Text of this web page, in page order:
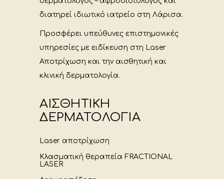
διατηρεί ιδιωτικό ιατρείο στη Λάρισα.
Προσφέρει υπεύθυνες επιστημονικές
υπηρεσίες με ειδίκευση στη Laser
Αποτρίχωση και την αισθητική και
κλινική δερματολογία.
ΑΙΣΘΗΤΙΚΗ
ΔΕΡΜΑΤΟΛΟΓΙΑ
Laser αποτρίχωση
Κλασματική θεραπεία FRACTIONAL
LASER